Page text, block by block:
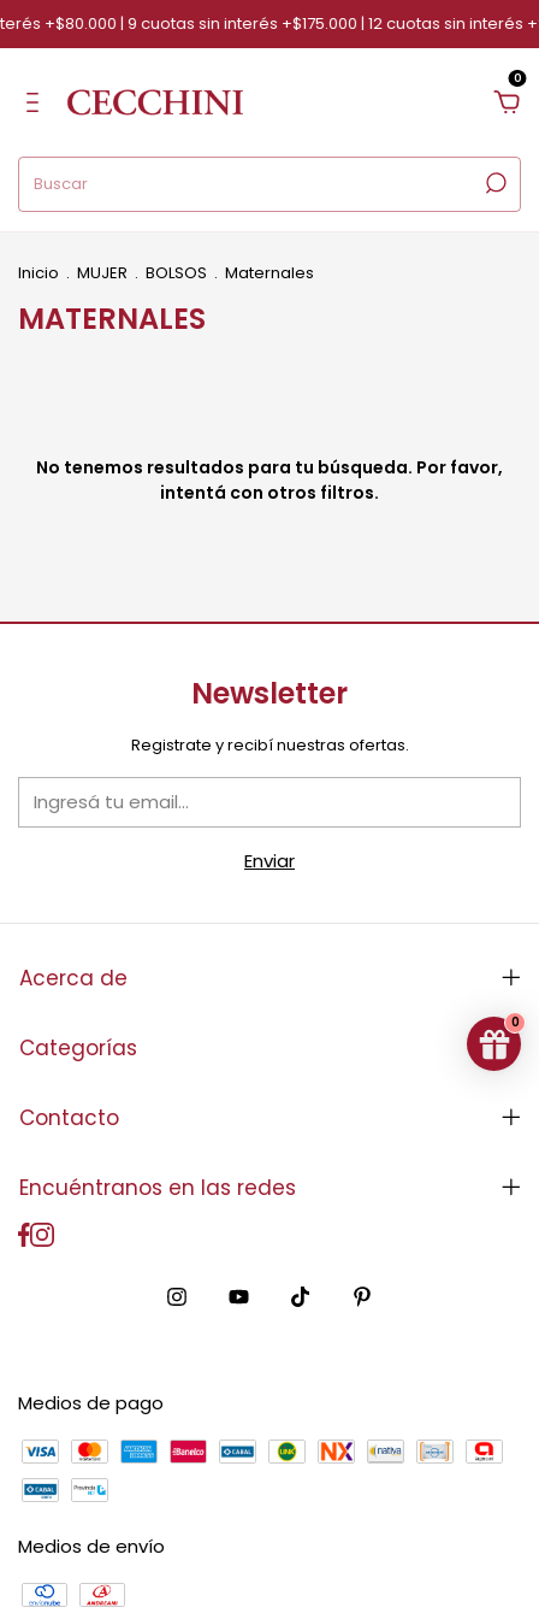
+$80.000 | 9 cuotas sin interés +$175.000 | 12 cuotas sin interés
0
Inicio . MUJER . BOLSOS . Maternales
MATERNALES
No tenemos resultados para tu búsqueda. Por favor,
intentá con otros filtros.
Newsletter
Registrate y recibí nuestras ofertas.
Acerca de
Categorías
Contacto
Encuéntranos en las redes
Medios de pago
Medios de envío
0